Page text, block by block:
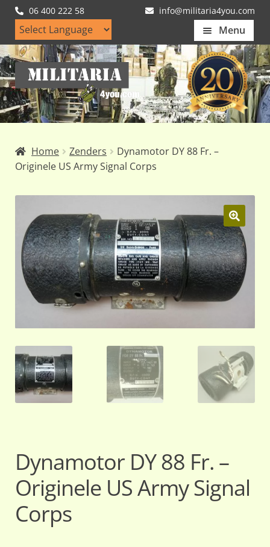
06 400 222 58 info@militaria4you.com
Menu
Home
Artikelen
Nieuws
Klantfotos
Ga
door
naar
navigatie
Ga
naar
de
inhoud
Home Zenders
Dynamotor DY 88 Fr. –
Originele US Army Signal Corps
🔍
Dynamotor DY 88 Fr. –
Originele US Army Signal
Corps